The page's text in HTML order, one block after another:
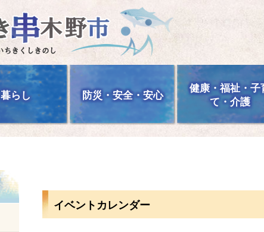
暮らし 防災・安全・安心
健康・福祉・子
て・介護
イベントカレンダー